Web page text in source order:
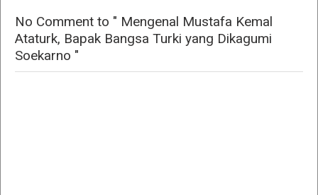
No Comment to " Mengenal Mustafa Kemal
Ataturk, Bapak Bangsa Turki yang Dikagumi
Soekarno "